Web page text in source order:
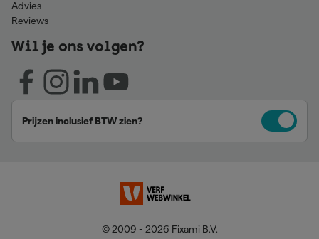
Advies
Reviews
Wil je ons volgen?
Prijzen inclusief BTW zien?
© 2009 - 2026 Fixami B.V.